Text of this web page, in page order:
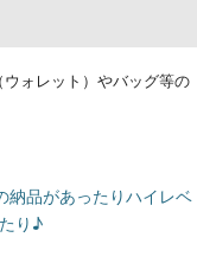
ォレット）やバッグ等の
納品があったりハイレベ
り♪